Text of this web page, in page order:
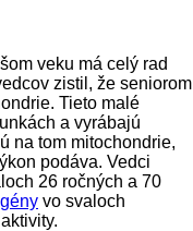
veku má celý rad
zistil, že seniorom
Tieto malé
a vyrábajú
na tom mitochondrie,
podáva. Vedci
26 ročných a 70
gény vo svaloch